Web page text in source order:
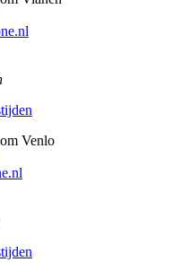
Venlo